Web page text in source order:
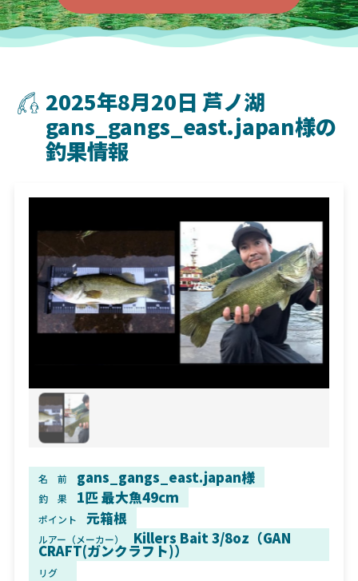
2025年8月20日 芦ノ湖
gans_gangs_east.japan様の
釣果情報
名 前 gans_gangs_east.japan様
釣 果 1匹 最大魚49cm
ポイント 元箱根
ルアー（メーカー） Killers Bait 3/8oz（GAN
CRAFT(ガンクラフト)）
リグ